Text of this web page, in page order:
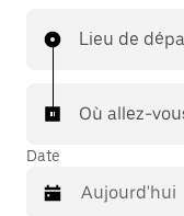
Lieu de
Où allez-
Date